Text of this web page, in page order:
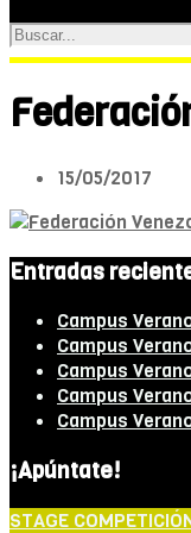
15/05/2017
Entradas
Campus
Campus
Campus
Campus
Campus
¡Apúntate!
STAGE